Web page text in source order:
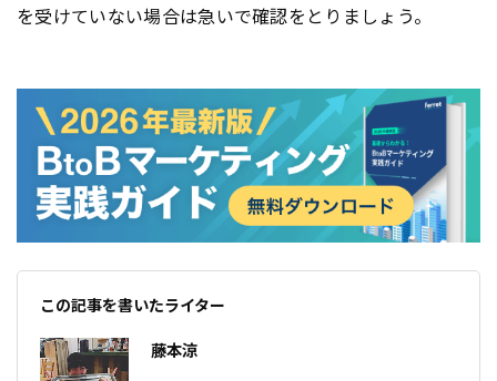
を受けていない場合は急いで確認をとりましょう。
この記事を書いたライター
藤本涼